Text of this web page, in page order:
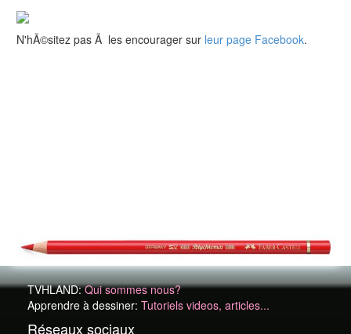
N'hÃ©sitez pas Ã les encourager sur leur page Facebook.
TVHLAND:Qui sommes nous?
Apprendre à dessiner: Tutoriels videos, articles...
Réseaux sociaux